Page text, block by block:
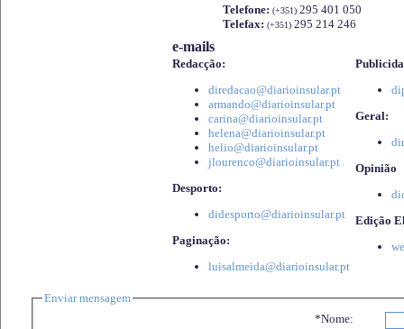
Telefone: (+351) 295 401 050
Telefax: (+351) 295 214 246
e-mails
Redacção:
diredacao@diarioinsular.pt
armando@diarioinsular.pt
carina@diarioinsular.pt
helena@diarioinsular.pt
helio@diarioinsular.pt
jlourenco@diarioinsular.pt
Desporto:
didesporto@diarioinsular.pt
Paginação:
luisalmeida@diarioinsular.pt
Geral:
Opinião
Edição
Enviar mensagem
*Nome: